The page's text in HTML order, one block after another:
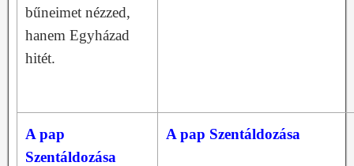
bűneimet nézzed,
hanem Egyházad
hitét.
A pap
Szentáldozása
A pap Szentáldozása